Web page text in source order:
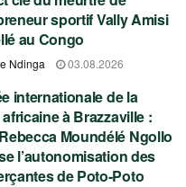
sportif Vally Amisi
au Congo
Ndinga 03.08.2026
internationale de la
à Brazzaville :
Moundélé Ngollo
l’autonomisation des
de Poto-Poto